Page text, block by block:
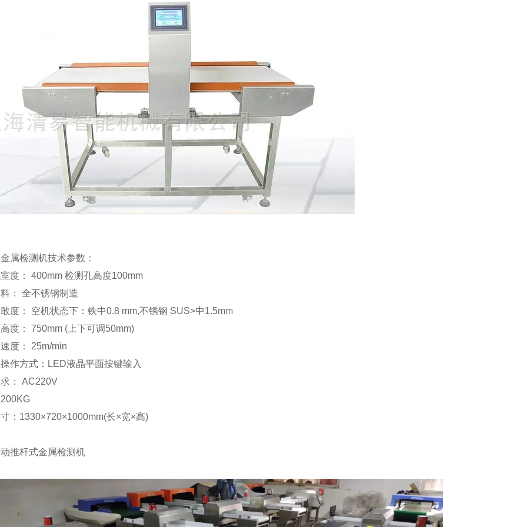
属检测机技术参数：
度： 400mm 检测孔高度100mm
： 全不锈钢制造
度： 空机状态下：铁中0.8 mm,不锈钢 SUS>中1.5mm
度： 750mm (上下可调50mm)
度： 25m/min
作方式：LED液晶平面按键输入
： AC220V
：1330×720×1000mm(长×宽×高)